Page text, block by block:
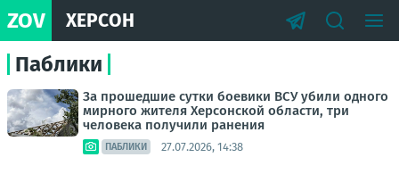
ZOV ХЕРСОН
Паблики
За прошедшие сутки боевики ВСУ убили одного
мирного жителя Херсонской области, три
человека получили ранения
ПАБЛИКИ 27.07.2026, 14:38